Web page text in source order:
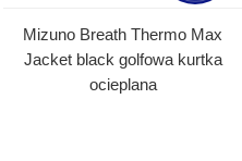
Mizuno Breath Thermo Max
Jacket black golfowa kurtka
ocieplana